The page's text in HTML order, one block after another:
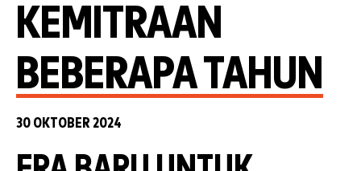
KEMITRAAN
BEBERAPA TAHUN
30 OKTOBER 2024